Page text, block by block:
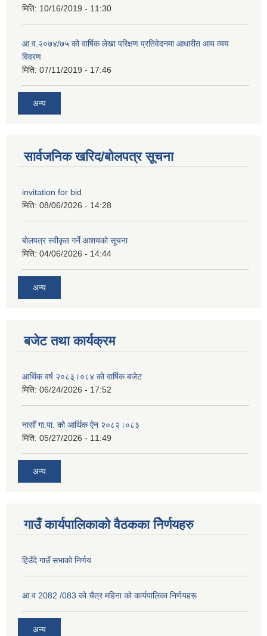
मिति: 10/16/2019 - 11:30
आ.व.२०७४/७५ को वार्षिक लेखा परिक्षण प्रतिवेदनमा आधारीत आय व्यय
विवरण
मिति: 07/11/2019 - 17:46
अन्य
सार्वजनिक खरिद/बोलपत्र सूचना
invitation for bid
मिति: 08/06/2026 - 14:28
बोलपत्र स्वीकृत गर्ने आशयको सूचना
मिति: 04/06/2026 - 14:44
अन्य
बजेट तथा कार्यक्रम
आर्थिक वर्ष २०८३्।०८४ को वार्षिक बजेट
मिति: 06/24/2026 - 17:52
नासोँ गा.पा. को आर्थिक ऐन २०८२।०८३
मिति: 05/27/2026 - 11:49
अन्य
गाउँ कार्यपालिकाको वैठकका निेर्णयहरु
हिउँदे गाउँ सभाको निर्णय
आ.व 2082 /083 को चैत्र महिना को कार्यपालिका निर्णयहरू
अन्य